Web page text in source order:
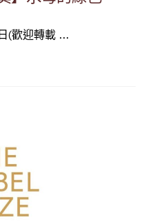
(歡迎轉載 …